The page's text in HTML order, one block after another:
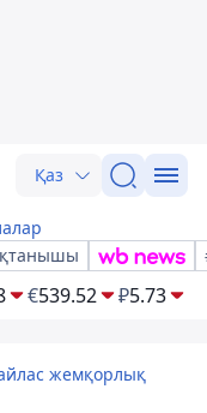
Қаз
€539.52 ₽5.73
жемқорлық